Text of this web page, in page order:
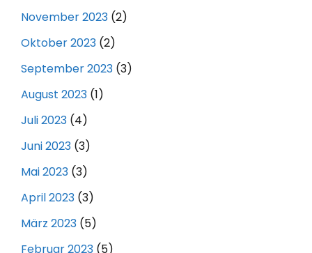
November 2023 (2)
Oktober 2023 (2)
September 2023 (3)
August 2023 (1)
Juli 2023 (4)
Juni 2023 (3)
Mai 2023 (3)
April 2023 (3)
März 2023 (5)
Februar 2023 (5)